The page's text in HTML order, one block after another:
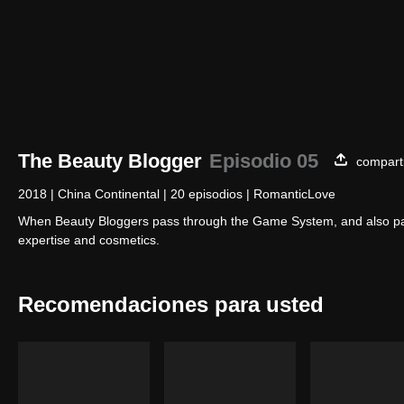
The Beauty Blogger Episodio 05
2018 | China Continental | 20 episodios | RomanticLove
When Beauty Bloggers pass through the Game System, and also
expertise and cosmetics.
Recomendaciones para usted